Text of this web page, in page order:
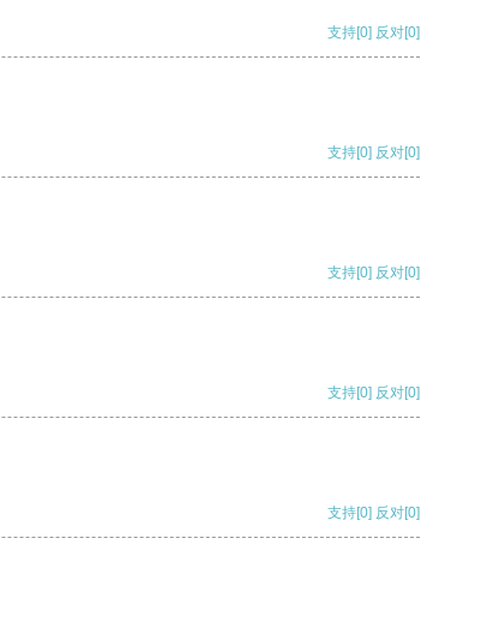
支持[0] 反对[0]
支持[0] 反对[0]
支持[0] 反对[0]
支持[0] 反对[0]
支持[0] 反对[0]